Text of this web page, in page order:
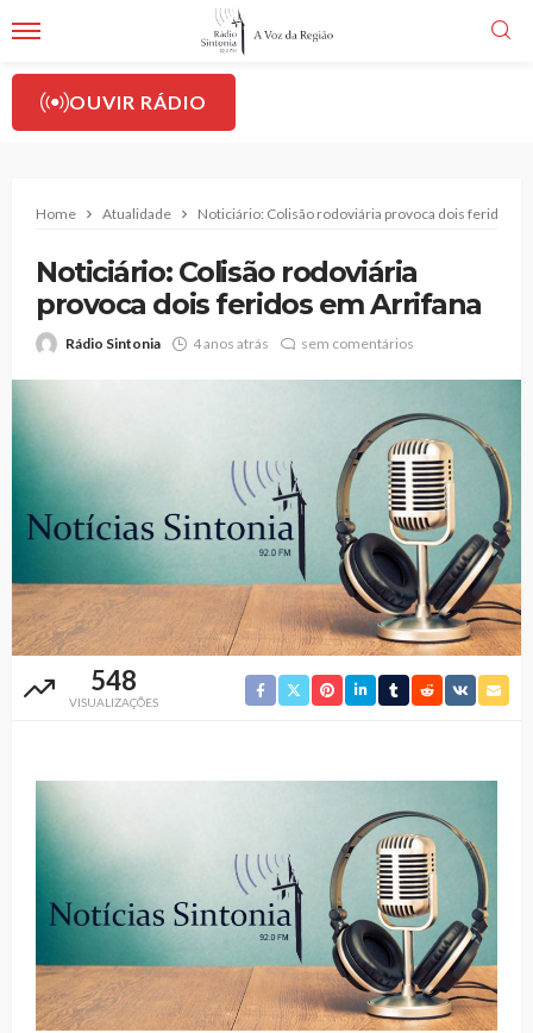
OUVIR RÁDIO
Home Atualidade Noticiário: Colisão rodoviária provoca dois feridos
Noticiário: Colisão rodoviária
provoca dois feridos em Arrifana
Rádio Sintonia 4 anos atrás sem comentários
548
VISUALIZAÇÕES